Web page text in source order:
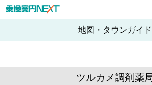
地図・タウンガイド
ツルカメ調剤薬